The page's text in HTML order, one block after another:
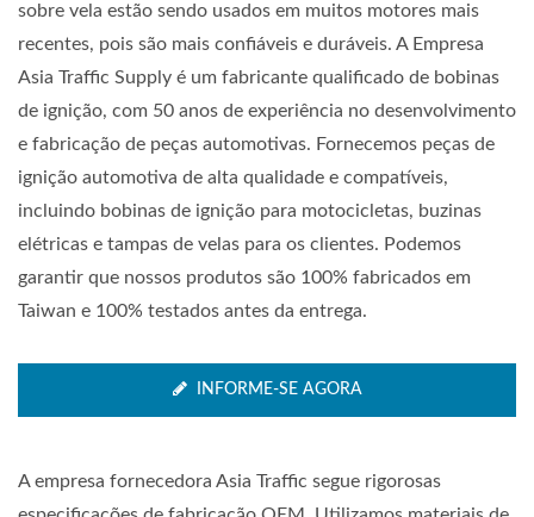
sobre vela estão sendo usados em muitos motores mais
recentes, pois são mais confiáveis e duráveis. A Empresa
Asia Traffic Supply é um fabricante qualificado de bobinas
de ignição, com 50 anos de experiência no desenvolvimento
e fabricação de peças automotivas. Fornecemos peças de
ignição automotiva de alta qualidade e compatíveis,
incluindo bobinas de ignição para motocicletas, buzinas
elétricas e tampas de velas para os clientes. Podemos
garantir que nossos produtos são 100% fabricados em
Taiwan e 100% testados antes da entrega.
INFORME-SE AGORA
A empresa fornecedora Asia Traffic segue rigorosas